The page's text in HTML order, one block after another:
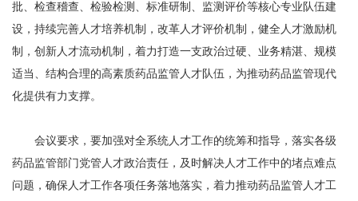
批、检查稽查、检验检测、标准研制、监测评价等核心专业队伍建
设，持续完善人才培养机制，改革人才评价机制，健全人才激励机
制，创新人才流动机制，着力打造一支政治过硬、业务精湛、规模
适当、结构合理的高素质药品监管人才队伍，为推动药品监管现代
化提供有力支撑。
会议要求，要加强对全系统人才工作的统筹和指导，落实各级
药品监管部门党管人才政治责任，及时解决人才工作中的堵点难点
问题，确保人才工作各项任务落地落实，着力推动药品监管人才工